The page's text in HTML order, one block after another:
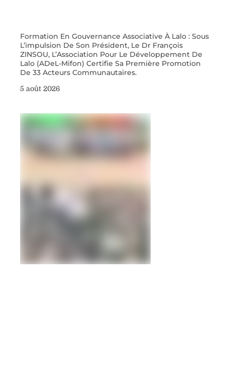
Formation En Gouvernance Associative À Lalo : Sous
L’impulsion De Son Président, Le Dr François
ZINSOU, L’Association Pour Le Développement De
Lalo (ADeL-Mifon) Certifie Sa Première Promotion
De 33 Acteurs Communautaires.
5 août 2026